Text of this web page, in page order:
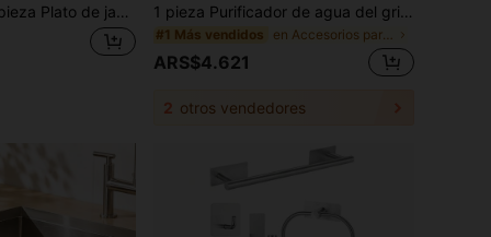
jabón de madera de bambú con diseño de agujeros de drenaje, accesorios de baño, herramientas de baño 1 pieza Purificador de agua del grifo de piedra médica para el hogar, filtro limpiador de agua del grifo, artículos de cocina, accesorios de cocina, utensilios de cocina
#1 Más vendidos
ARS$4.621
2 otros vendedores